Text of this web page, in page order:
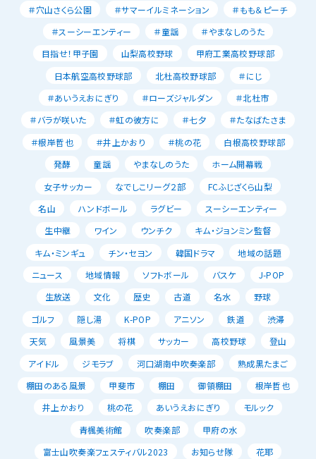
＃穴山さくら公園
＃サマーイルミネーション
＃もも＆ピーチ
＃スーシーエンティー
＃童謡
＃やまなしのうた
目指せ！甲子園
山梨高校野球
甲府工業高校野球部
日本航空高校野球部
北杜高校野球部
＃にじ
＃あいうえおにぎり
＃ローズジャルダン
＃北杜市
＃バラが咲いた
＃虹の彼方に ＃七夕
＃たなばたさま
＃根岸哲也
＃井上かおり ＃桃の花
白根高校野球部
発酵
童謡 やまなしのうた
ホーム開幕戦
女子サッカー
なでしこリーグ２部
FCふじざくら山梨
名山
ハンドボール ラグビー
スーシーエンティー
生中継
ワイン ウンチク
キム・ジョンミン監督
キム・ミンギュ
チン・セヨン 韓国ドラマ
地域の話題
ニュース
地域情報 ソフトボール バスケ
J-POP
生放送
文化 歴史 古道 名水
野球
ゴルフ
隠し湯 K-POP アニソン 鉄道
渋滞
天気
風景美 将棋 サッカー 高校野球
登山
アイドル
ジモラブ 河口湖南中吹奏楽部
熟成黒たまご
棚田のある風景
甲斐市 棚田 御領棚田
根岸哲也
井上かおり
桃の花 あいうえおにぎり
モルック
青楓美術館
吹奏楽部
甲府の水
富士山吹奏楽フェスティバル2023
お知らせ隊
花耶